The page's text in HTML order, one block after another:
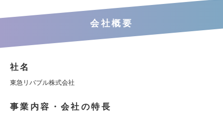
会社概要
社名
東急リバブル株式会社
事業内容・会社の特長